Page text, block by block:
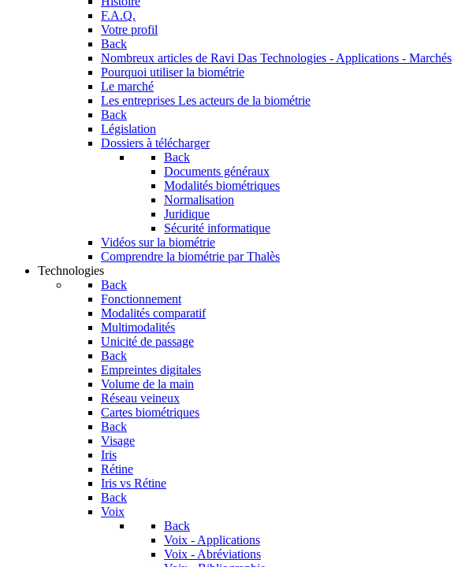
F.A.Q.
Votre profil
Back
Nombreux articles de Ravi Das Technologies - Applications - Marchés
Pourquoi utiliser la biométrie
Le marché
Les entreprises Les acteurs de la biométrie
Back
Législation
Dossiers à télécharger
Back
Documents généraux
Modalités biométriques
Normalisation
Juridique
Sécurité informatique
Vidéos sur la biométrie
Comprendre la biométrie par Thalès
Technologies
Back
Fonctionnement
Modalités comparatif
Multimodalités
Unicité de passage
Back
Empreintes digitales
Volume de la main
Réseau veineux
Cartes biométriques
Back
Visage
Iris
Rétine
Iris vs Rétine
Back
Voix
Back
Voix - Applications
Voix - Abréviations